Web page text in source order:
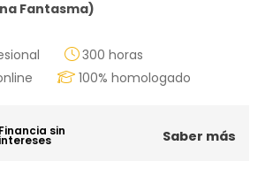
Fantasma)
300 horas
100% homologado
Financia sin
intereses Saber más